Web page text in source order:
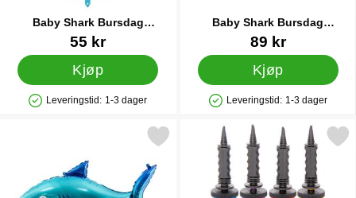
Baby Shark Bursdag
Folieballong
Varenummer 34941
55 kr
Kjøp
Produkttilgjengelighet: På lager
Leveringstid: 1-3 dager
Baby Shark Bursdag
Vimpelgirlander
Varenummer 34913
89 kr
Kjøp
Produkttilgjengelighet: På lager
Leveringstid: 1-3 dager
Merk folieballong Hai som favoritt Merk